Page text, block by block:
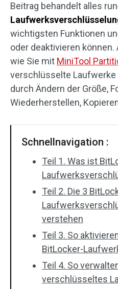
Beitrag behandelt alles
wichtigsten Funktionen
oder deaktivieren
wie Sie mit MiniTool
verschlüsselte Laufwerke
durch Ändern der Größe,
Wiederherstellen,
Schnellnavigation :
Teil 1. Was ist
Teil 2. Die 3
verstehen
Teil 3. So
BitLocker-
Teil 4. So
verschlüsseltes